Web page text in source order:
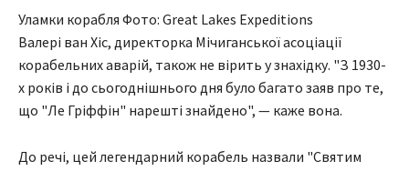
Уламки корабля Фото: Great Lakes Expeditions
Валері ван Хіс, директорка Мічиганської асоціації
корабельних аварій, також не вірить у знахідку. "З 1930-
х років і до сьогоднішнього дня було багато заяв про те,
що "Ле Гріффін" нарешті знайдено", — каже вона.
До речі, цей легендарний корабель назвали "Святим